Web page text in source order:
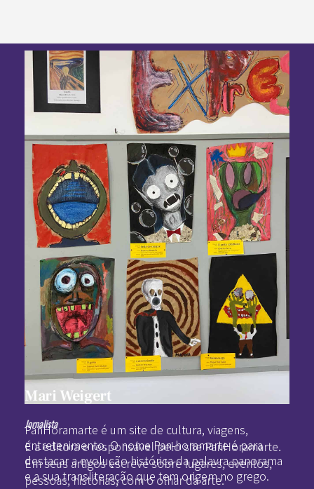
PanHoramarte é um site de cultura, viagens,
entretenimento. O nome Pan-horamarte é para
destacar a evolução histórica da palavra panorama
e a sua transliteração que tem origem no grego.
Mari Weigert
Jornalista
É a editora e responsável pelo site PanHoramarte.
Em seus artigos escreve sobre lugares, eventos,
pessoas, histórias, com o olhar da arte.